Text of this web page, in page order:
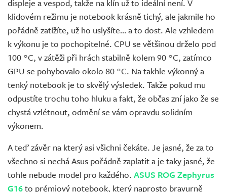
displeje a vespod, takže na klín už to ideální není. V
klidovém režimu je notebook krásně tichý, ale jakmile ho
pořádně zatížíte, už ho uslyšíte… a to dost. Ale vzhledem
k výkonu je to pochopitelné. CPU se většinou drželo pod
100 °C, v zátěži při hrách stabilně kolem 90 °C, zatímco
GPU se pohybovalo okolo 80 °C. Na takhle výkonný a
tenký notebook je to skvělý výsledek. Takže pokud mu
odpustíte trochu toho hluku a fakt, že občas zní jako že se
chystá vzlétnout, odmění se vám opravdu solidním
výkonem.
A teď závěr na který asi všichni čekáte. Je jasné, že za to
všechno si nechá Asus pořádně zaplatit a je taky jasné, že
tohle nebude model pro každého. ASUS ROG Zephyrus
G16to prémiový notebook, který naprosto bravurně